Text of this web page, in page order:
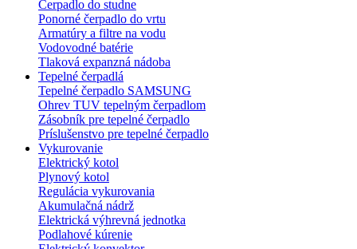
Čerpadlo do studne
Ponorné čerpadlo do vrtu
Armatúry a filtre na vodu
Vodovodné batérie
Tlaková expanzná nádoba
Tepelné čerpadlá
Tepelné čerpadlo SAMSUNG
Ohrev TUV tepelným čerpadlom
Zásobník pre tepelné čerpadlo
Príslušenstvo pre tepelné čerpadlo
Vykurovanie
Elektrický kotol
Plynový kotol
Regulácia vykurovania
Akumulačná nádrž
Elektrická výhrevná jednotka
Podlahové kúrenie